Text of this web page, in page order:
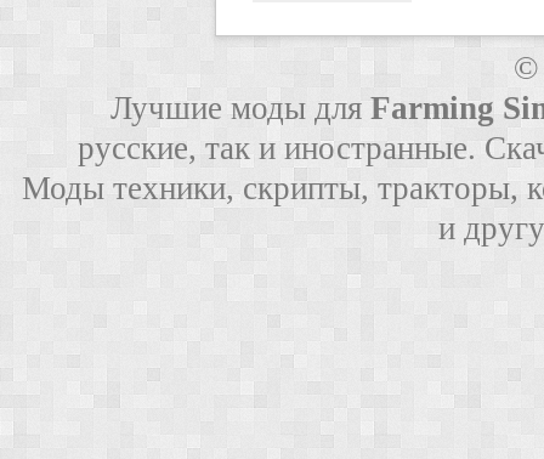
©
Лучшие моды дляFarming
русские, так и иностранные.
Моды техники, скрипты,
и